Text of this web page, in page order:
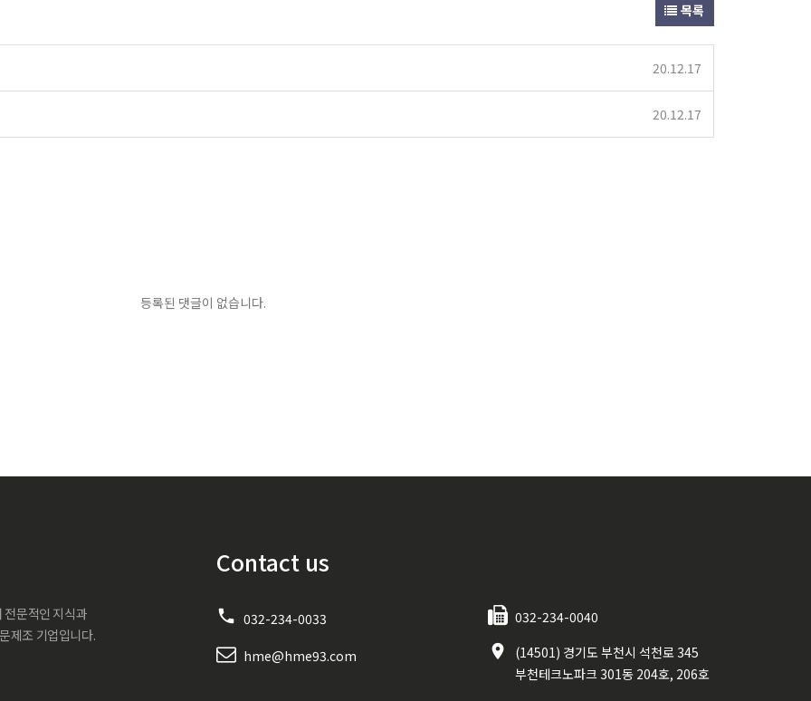
목록
20.12.17
20.12.17
등록된 댓글이 없습니다.
전문적인 지식과
제조 기업입니다.
Contact us
032-234-0033
hme@hme93.com
032-234-0040
(14501) 경기도 부천시 석천로 345
부천테크노파크 301동 204호, 206호